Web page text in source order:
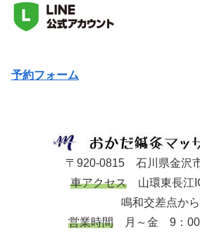
予約フォーム
〒920-0815 石川県金沢
車アクセス山環東長江
鳴和交差点から
営業時間月～金 9：00